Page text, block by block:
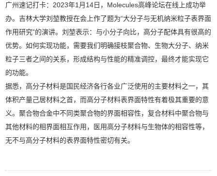
广州速记打卡：2023年1月14日，Molecules高峰论坛在线上成功举
办。吉林大学刘堃教授在会上作了题为“大分子与无机纳米粒子表界面
作用研究”的演讲。刘堃表示：与小分子向比，高分子配体具有很高的
优势。如何实现功能，需要我们明确接枝聚合物、生物大分子、纳米
粒子三者之间的关系，形成结构与性能的精准调控，最终才能实现它
的功能。
据悉，高分子材料是国民经济各行各业广泛使用的主要材料之一，其
体积产量己居材料之首，而高分子材料表界面特性有着极其重要的意
义。聚合物合金中不同类聚合物的界面相容性，复合材料中聚合物与
其他材料的相界面相互作用，医用高分子材料与生物体的相容性等，
无不与高分子材料的表界面特性密切有关。